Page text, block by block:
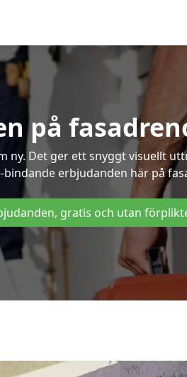
på
Det ger ett snyggt visuellt
bindande erbjudanden här på
gratis och utan